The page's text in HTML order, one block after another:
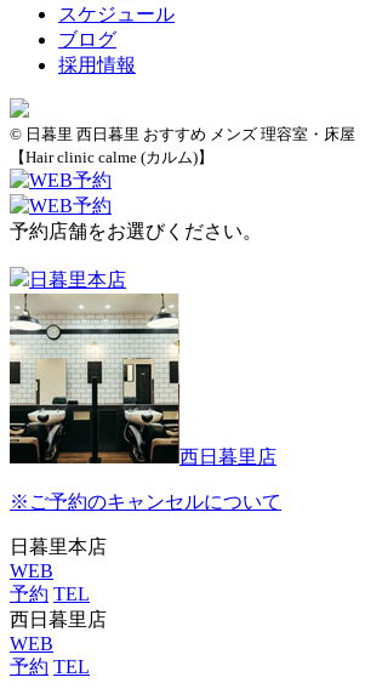
スケジュール
ブログ
採用情報
© 日暮里 西日暮里 おすすめ メンズ 理容室・床屋
【Hair clinic calme (カルム)】
予約店舗をお選びください。
日暮里本店
西日暮里店
※ご予約のキャンセルについて
日暮里本店
WEB
予約 TEL
西日暮里店
WEB
予約 TEL